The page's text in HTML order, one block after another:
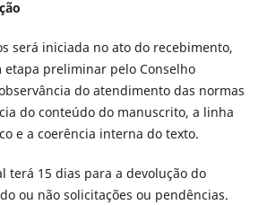
será iniciada no ato do recebimento,
etapa preliminar pelo Conselho
do atendimento das normas
do conteúdo do manuscrito, a linha
e a coerência interna do texto.
terá 15 dias para a devolução do
ou não solicitações ou pendências.